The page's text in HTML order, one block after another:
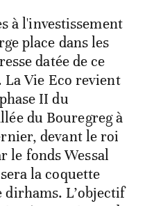
à l'investissement
place dans les
datée de ce
La Vie Eco revient
II du
du Bouregreg à
devant le roi
le fonds Wessal
la coquette
dirhams. L’objectif